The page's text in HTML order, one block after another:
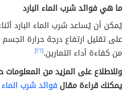
ما هي فوائد شرب الماء البارد
يُمكن أن يُساعد شرب الماء البارد
على تقليل ارتفاع درجة حرارة
من كفاءة أداء التمارين.[٢٦]
وللاطلاع على المزيد من المعلومات
يمكنك قراءة مقالفوائد شرب الماء